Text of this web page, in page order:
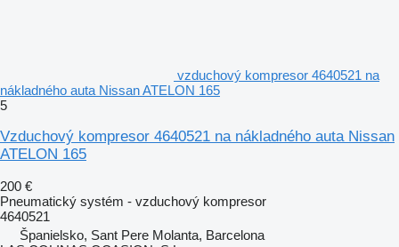
vzduchový kompresor 4640521 na
nákladného auta Nissan ATELON 165
5
Vzduchový kompresor 4640521 na nákladného auta Nissan
ATELON 165
200 €
Pneumatický systém - vzduchový kompresor
4640521
Španielsko, Sant Pere Molanta, Barcelona